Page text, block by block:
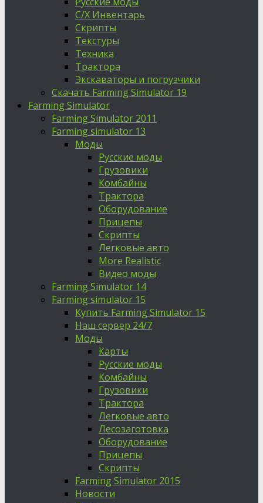
С/Х Инвентарь
Скрипты
Текстуры
Техника
Трактора
Экскаваторы и погрузчики
Скачать Farming Simulator 19
Farming Simulator
Farming Simulator 2011
Farming simulator 13
Моды
Русские моды
Грузовики
Комбайны
Трактора
Оборудование
Прицепы
Скрипты
Легковые авто
More Realistic
Видео моды
Farming Simulator 14
Farming simulator 15
Купить Farming Simulator 15
Наш сервер 24/7
Моды
Карты
Русские моды
Комбайны
Грузовики
Трактора
Легковые авто
Лесозаготовка
Оборудование
Прицепы
Скрипты
Farming Simulator 2015
Новости